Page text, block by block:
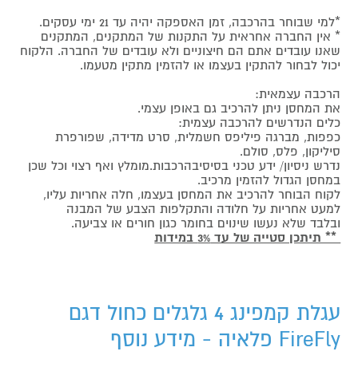
*למי שבוחר בהרכבה, זמן האספקה יהיה עד 21 ימי עסקים.
* אין החברה אחראית על התקנות של המתקנים, המתקנים
שאנו עובדים אתם הם חיצוניים ולא עובדים של החברה. הלקוח
יכול לבחור להתקין בעצמו או להזמין מתקין מטעמו.
הרכבה עצמאית:
את המחסן ניתן להרכיב גם באופן עצמי.
כלים הנדרשים להרכבה עצמית:
כפפות, מברגה פיליפס חשמלית, סרט מדידה, שפורפרת
סיליקון, פלס, סולם.
נדרש ניסיון/ ידע טכני בסיסיבהרכבות.מומלץ ואף רצוי וכל שכן
במחסן הגדול להזמין מרכיב.
לקוח הבוחר להרכיב את המחסן בעצמו, חלה אחריות עליו,
למעט אחריות על חלודה והתקלפות הצבע של המבנה
ובלבד שלא נעשו שינוים בחומר כגון חורים או צביעה.
** תיתכן סטייה של עד 3% במידות
עגלת קמפינג 4 גלגלים כחול דגם
FireFly פלאיה - מידע נוסף